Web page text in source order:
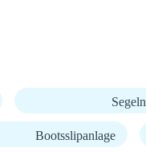
Segeln
Bootsslipanlage